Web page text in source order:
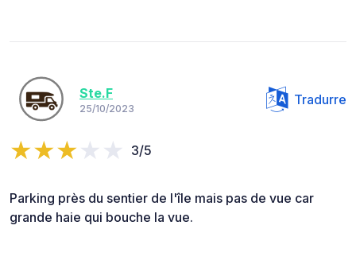
Ste.F
25/10/2023
Tradurre
3/5
Parking près du sentier de l'île mais pas de vue car
grande haie qui bouche la vue.